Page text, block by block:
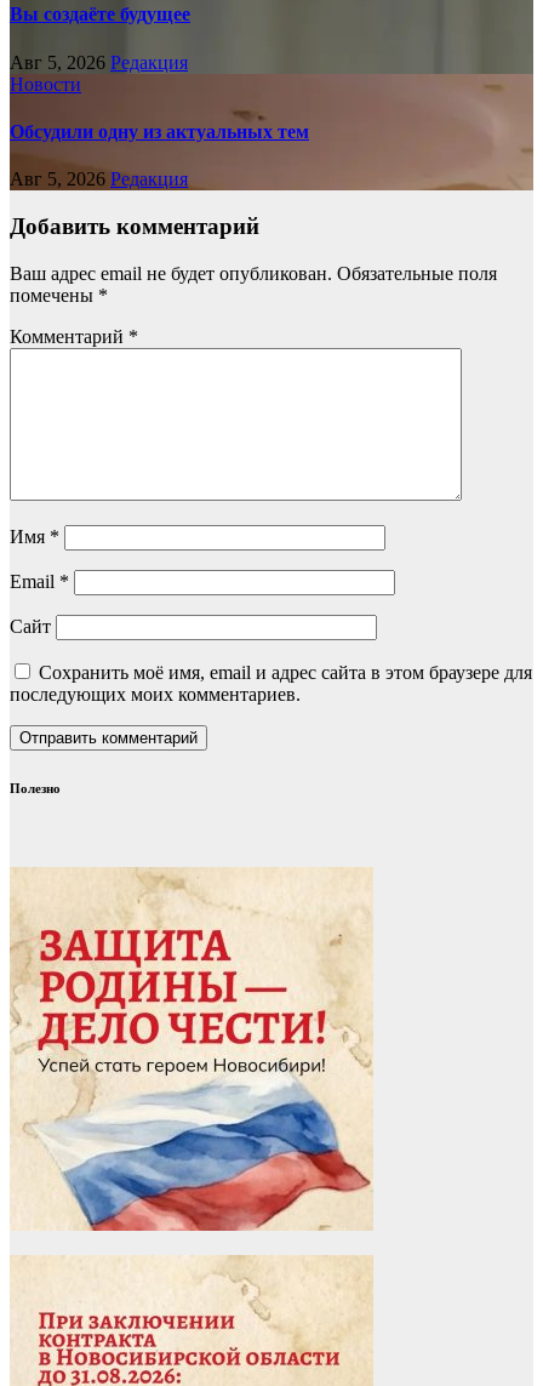
Вы создаёте будущее
Авг 5, 2026 Редакция
Новости
Обсудили одну из актуальных тем
Авг 5, 2026 Редакция
Добавить комментарий
Ваш адрес email не будет опубликован. Обязательные поля
помечены *
Комментарий *
Имя *
Email *
Сайт
Сохранить моё имя, email и адрес сайта в этом браузере для
последующих моих комментариев.
Полезно